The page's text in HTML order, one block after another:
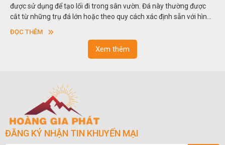
được sử dụng để tạo lối đi trong sân vườn. Đá này thường được
cắt từ những trụ đá lớn hoặc theo quy cách xác định sẵn với hình
vuông hoặc hình chữ nhật và có độ dày khác nhau.
ĐỌC THÊM
Xem thêm
ĐĂNG KÝ NHẬN TIN KHUYẾN MẠI